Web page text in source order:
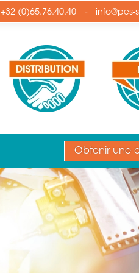
+32 (0)65.76.40.40 -
Obtenir une